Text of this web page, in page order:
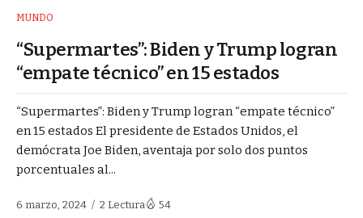
MUNDO
“Supermartes”: Biden y Trump logran
“empate técnico” en 15 estados
“Supermartes”: Biden y Trump logran “empate técnico”
en 15 estados El presidente de Estados Unidos, el
demócrata Joe Biden, aventaja por solo dos puntos
porcentuales al...
6 marzo, 2024 2 Lectura 54